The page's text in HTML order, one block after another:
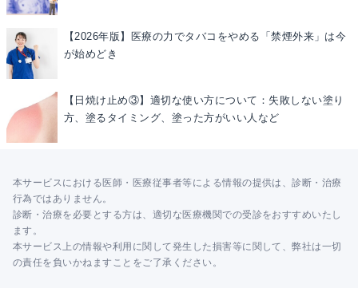
【2026年版】医療の力でタバコをやめる「禁煙外来」は今
が始めどき
【日焼け止め③】適切な使い方について：失敗しない塗り
方、塗るタイミング、塗った方がいい人など
本サービスにおける医師・医療従事者等による情報の提供は、診断・治療
行為ではありません。
診断・治療を必要とする方は、適切な医療機関での受診をおすすめいたし
ます。
本サービス上の情報や利用に関して発生した損害等に関して、弊社は一切
の責任を負いかねますことをご了承ください。